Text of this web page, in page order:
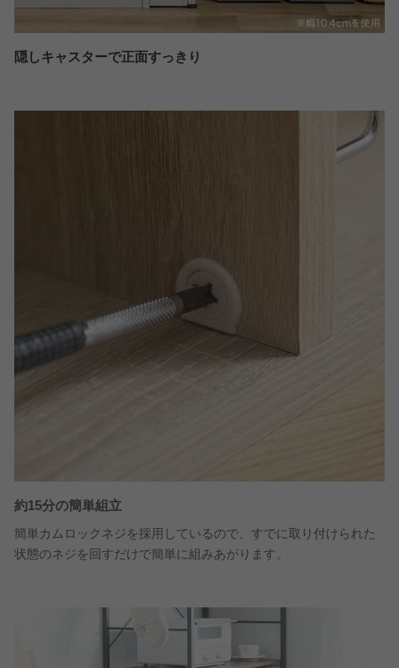
隠しキャスターで正面すっきり
約15分の簡単組立
簡単カムロックネジを採用しているので、すでに取り付けられた
状態のネジを回すだけで簡単に組みあがります。